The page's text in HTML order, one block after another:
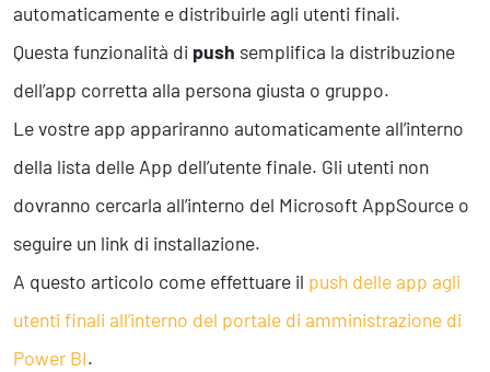
automaticamente e distribuirle agli utenti finali.
Questa funzionalità di push semplifica la distribuzione
dell’app corretta alla persona giusta o gruppo.
Le vostre app appariranno automaticamente all’interno
della lista delle App dell’utente finale. Gli utenti non
dovranno cercarla all’interno del Microsoft AppSource o
seguire un link di installazione.
A questo articolo come effettuare il push delle app agli
utenti finali all’interno del portale di amministrazione di
Power BI.